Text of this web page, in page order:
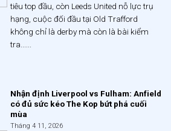
tiêu top đầu, còn Leeds United nỗ lực trụ
hạng, cuộc đối đầu tại Old Trafford
không chỉ là derby mà còn là bài kiểm
tra......
Nhận định Liverpool vs Fulham: Anfield
có đủ sức kéo The Kop bứt phá cuối
mùa
Tháng 4 11, 2026